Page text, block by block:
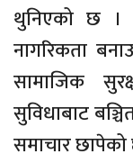
थुनिएको छ ।
नागरिकता
सामाजिक
सुविधाबाट
समाचार छापेको